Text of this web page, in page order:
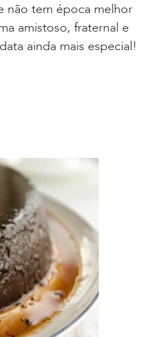
não tem época melhor
amistoso, fraternal e
ainda mais especial!